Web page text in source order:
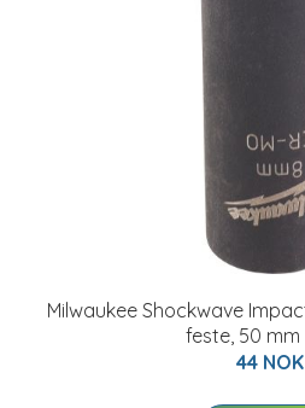
Milwaukee Shockwave
feste, 50 mm
44 NOK